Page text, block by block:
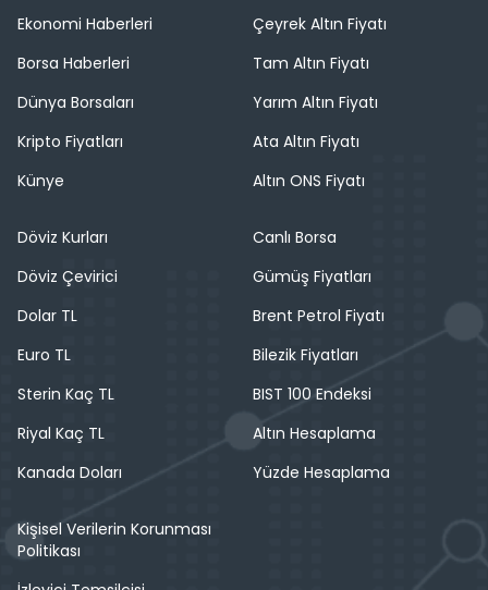
Ekonomi Haberleri
Borsa Haberleri
Dünya Borsaları
Kripto Fiyatları
Künye
Çeyrek Altın Fiyatı
Tam Altın Fiyatı
Yarım Altın Fiyatı
Ata Altın Fiyatı
Altın ONS Fiyatı
Döviz Kurları
Döviz Çevirici
Dolar TL
Euro TL
Sterin Kaç TL
Riyal Kaç TL
Kanada Doları
Canlı Borsa
Gümüş Fiyatları
Brent Petrol Fiyatı
Bilezik Fiyatları
BIST 100 Endeksi
Altın Hesaplama
Yüzde Hesaplama
Kişisel Verilerin Korunması
Politikası